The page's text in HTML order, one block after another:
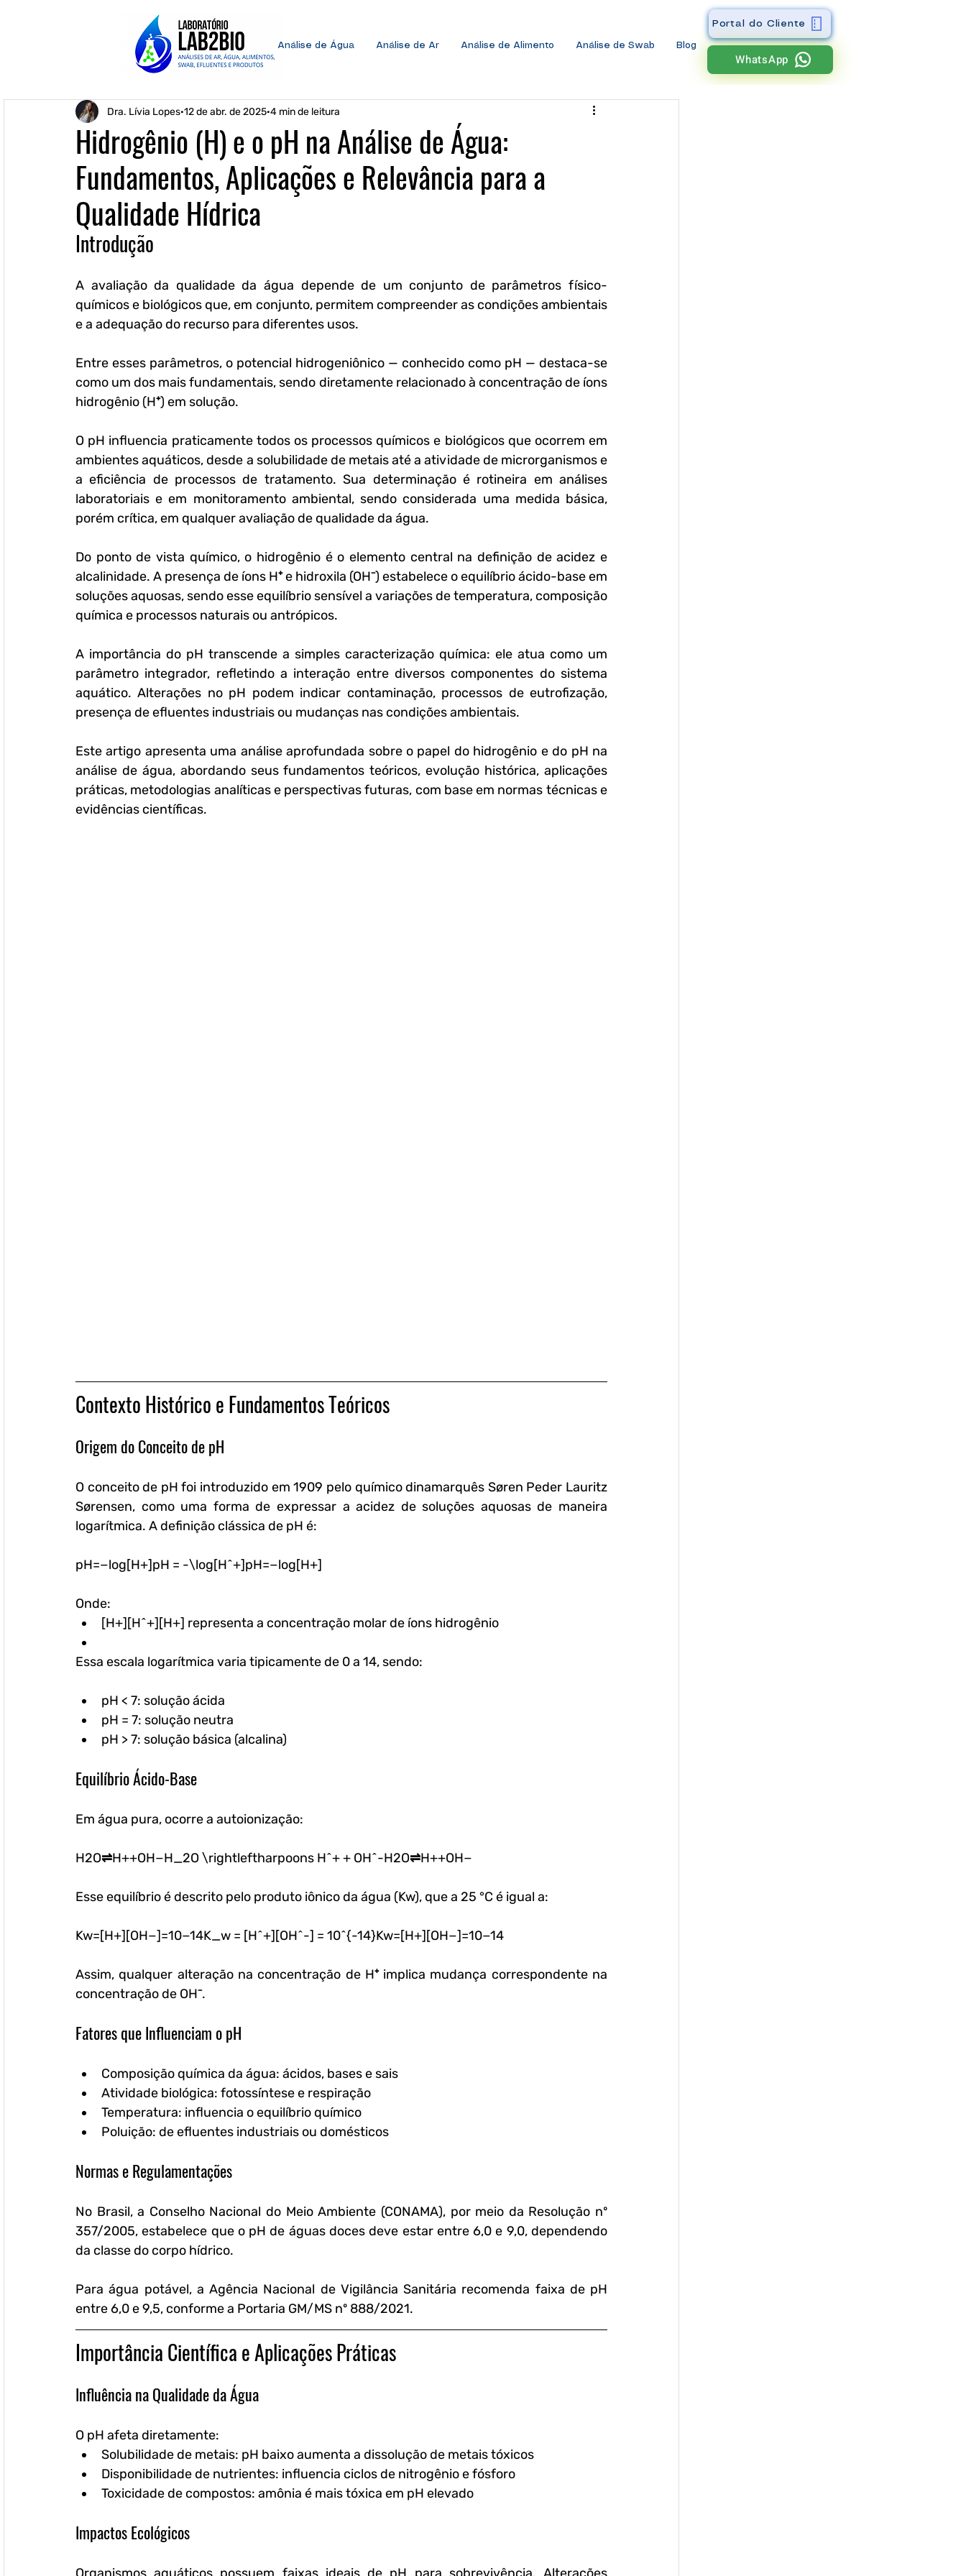
Análise de Água Análise de Ar Análise de Alimento Análise de Swab Blog
Portal do Cliente
WhatsApp
Hidrogênio (H) e o pH na Análise de Água:
Fundamentos, Aplicações e Relevância para a
Qualidade Hídrica
Dra. Lívia Lopes 12 de abr. de 2025 4 min de leitura
Introdução
A avaliação da qualidade da água depende de um conjunto de parâmetros físico-
químicos e biológicos que, em conjunto, permitem compreender as condições ambientais
e a adequação do recurso para diferentes usos.
Entre esses parâmetros, o potencial hidrogeniônico — conhecido como pH — destaca-se
como um dos mais fundamentais, sendo diretamente relacionado à concentração de íons
hidrogênio (H⁺) em solução.
O pH influencia praticamente todos os processos químicos e biológicos que ocorrem em
ambientes aquáticos, desde a solubilidade de metais até a atividade de microrganismos e
a eficiência de processos de tratamento. Sua determinação é rotineira em análises
laboratoriais e em monitoramento ambiental, sendo considerada uma medida básica,
porém crítica, em qualquer avaliação de qualidade da água.
Do ponto de vista químico, o hidrogênio é o elemento central na definição de acidez e
alcalinidade. A presença de íons H⁺ e hidroxila (OH⁻) estabelece o equilíbrio ácido-base em
soluções aquosas, sendo esse equilíbrio sensível a variações de temperatura, composição
química e processos naturais ou antrópicos.
A importância do pH transcende a simples caracterização química: ele atua como um
parâmetro integrador, refletindo a interação entre diversos componentes do sistema
aquático. Alterações no pH podem indicar contaminação, processos de eutrofização,
presença de efluentes industriais ou mudanças nas condições ambientais.
Este artigo apresenta uma análise aprofundada sobre o papel do hidrogênio e do pH na
análise de água, abordando seus fundamentos teóricos, evolução histórica, aplicações
práticas, metodologias analíticas e perspectivas futuras, com base em normas técnicas e
evidências científicas.
Contexto Histórico e Fundamentos Teóricos
Origem do Conceito de pH
O conceito de pH foi introduzido em 1909 pelo químico dinamarquês Søren Peder Lauritz
Sørensen, como uma forma de expressar a acidez de soluções aquosas de maneira
logarítmica. A definição clássica de pH é:
pH=−log⁡[H+]pH = -\log[H^+]pH=−log[H+]
Onde:
[H+][H^+][H+] representa a concentração molar de íons hidrogênio
Essa escala logarítmica varia tipicamente de 0 a 14, sendo:
pH < 7: solução ácida
pH = 7: solução neutra
pH > 7: solução básica (alcalina)
Equilíbrio Ácido-Base
Em água pura, ocorre a autoionização:
H2O⇌H++OH−H_2O \rightleftharpoons H^+ + OH^-H2​O⇌H++OH−
Esse equilíbrio é descrito pelo produto iônico da água (Kw), que a 25 °C é igual a:
Kw=[H+][OH−]=10−14K_w = [H^+][OH^-] = 10^{-14}Kw​=[H+][OH−]=10−14
Assim, qualquer alteração na concentração de H⁺ implica mudança correspondente na
concentração de OH⁻.
Fatores que Influenciam o pH
Composição química da água: ácidos, bases e sais
Atividade biológica: fotossíntese e respiração
Temperatura: influencia o equilíbrio químico
Poluição: de efluentes industriais ou domésticos
Normas e Regulamentações
No Brasil, a Conselho Nacional do Meio Ambiente (CONAMA), por meio da Resolução nº
357/2005, estabelece que o pH de águas doces deve estar entre 6,0 e 9,0, dependendo
da classe do corpo hídrico.
Para água potável, a Agência Nacional de Vigilância Sanitária recomenda faixa de pH
entre 6,0 e 9,5, conforme a Portaria GM/MS nº 888/2021.
Importância Científica e Aplicações Práticas
Influência na Qualidade da Água
O pH afeta diretamente:
Solubilidade de metais: pH baixo aumenta a dissolução de metais tóxicos
Disponibilidade de nutrientes: influencia ciclos de nitrogênio e fósforo
Toxicidade de compostos: amônia é mais tóxica em pH elevado
Impactos Ecológicos